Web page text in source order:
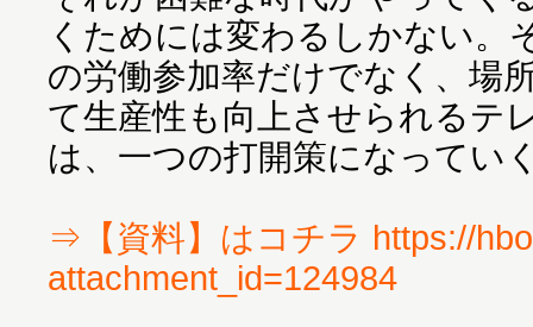
くためには変わるしかない。
の労働参加率だけでなく、場
て生産性も向上させられるテ
は、一つの打開策になってい
⇒【資料】はコチラ https://
attachment_id=124984